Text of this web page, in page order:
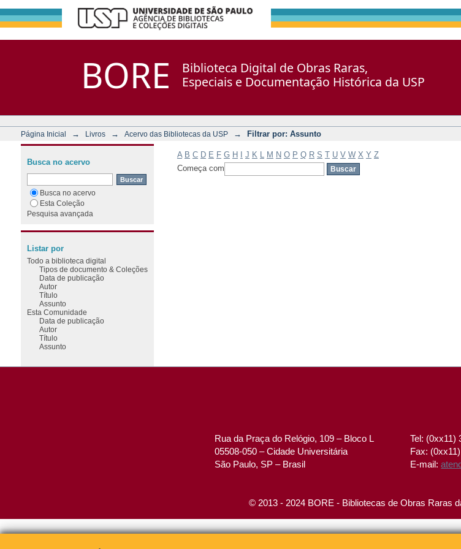
BORE
Biblioteca Digital de Obras Raras,
Especiais e Documentação Histórica da USP
Página Inicial → Livros → Acervo das Bibliotecas da USP → Filtrar por: Assunto
A B C D E F G H J K M N O P Q R S T U V W X Y Z
Começa com
Busca no acervo
Busca no acervo
Esta Coleção
Pesquisa avançada
Listar por
Todo a biblioteca digital
Tipos de documento & Coleções
Data de publicação
Autor
Título
Assunto
Esta Comunidade
Data de publicação
Autor
Título
Assunto
Rua da Praça do Relógio, 109 – Bloco L
05508-050 – Cidade Universitária
São Paulo, SP – Brasil
Tel: (0xx11)
Fax:
E-mail:
© 2013 - 2024 BORE - Bibliotecas de Obras Raras